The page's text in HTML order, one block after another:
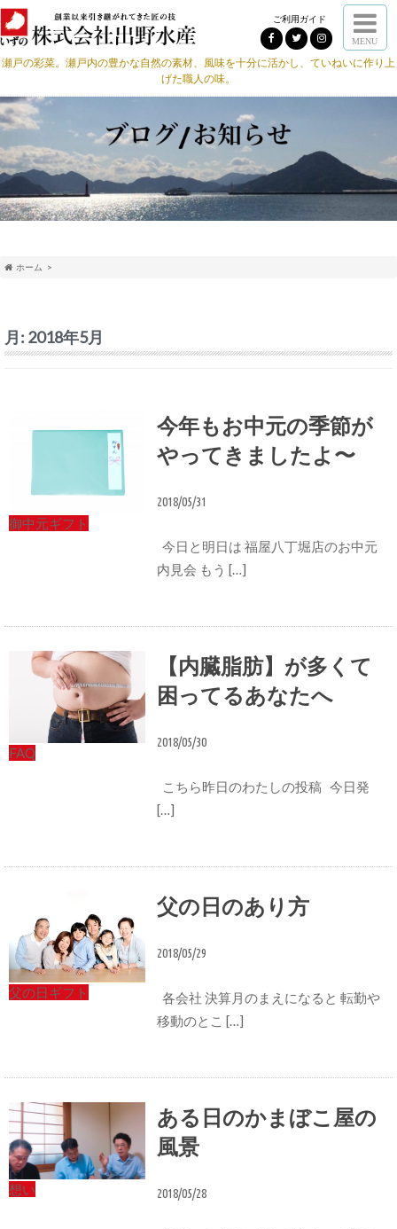
ご利用ガイド
MENU
瀬戸の彩菜。瀬戸内の豊かな自然の素材、風味を十分に活かし、ていねいに作り上
げた職人の味。
ホーム
月: 2018年5月
御中元ギフト
今年もお中元の季節が
やってきましたよ〜
2018/05/31
今日と明日は 福屋八丁堀店のお中元
内見会 もう […]
FAQ
【内臓脂肪】が多くて
困ってるあなたへ
2018/05/30
こちら昨日のわたしの投稿 今日発
[…]
父の日ギフト
父の日のあり方
2018/05/29
各会社 決算月のまえになると 転勤や
移動のとこ […]
想い
ある日のかまぼこ屋の
風景
2018/05/28